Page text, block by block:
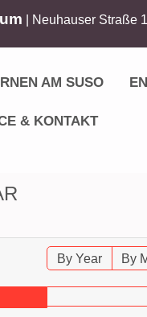
| Neuhauser Straße
AM SUSO
& KONTAKT
By Year By